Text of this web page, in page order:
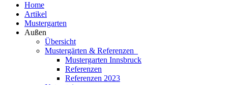
Home
Artikel
Mustergarten
Außen
Übersicht
Mustergärten & Referenzen
Mustergarten Innsbruck
Referenzen
Referenzen 2023